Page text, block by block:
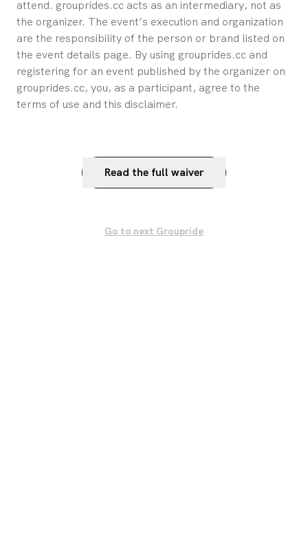
attend. grouprides.cc acts as an intermediary, not as
the organizer. The event’s execution and organization
are the responsibility of the person or brand listed on
the event details page. By using grouprides.cc and
registering for an event published by the organizer on
grouprides.cc, you, as a participant, agree to the
terms of use and this disclaimer.
Read the full waiver
Go to next Groupride